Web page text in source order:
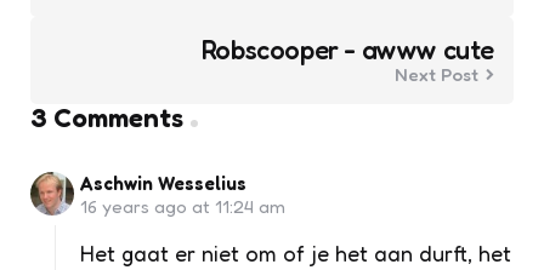
Robscooper - awww cute
Next Post
3 Comments
Aschwin Wesselius
16 years ago at 11:24 am
Het gaat er niet om of je het aan durft, het